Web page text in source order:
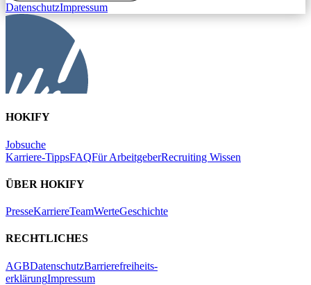
DatenschutzImpressum
HOKIFY
Jobsuche
Karriere-TippsFAQFür ArbeitgeberRecruiting Wissen
ÜBER HOKIFY
PresseKarriereTeamWerteGeschichte
RECHTLICHES
AGBDatenschutzBarrierefreiheits-
erklärungImpressum